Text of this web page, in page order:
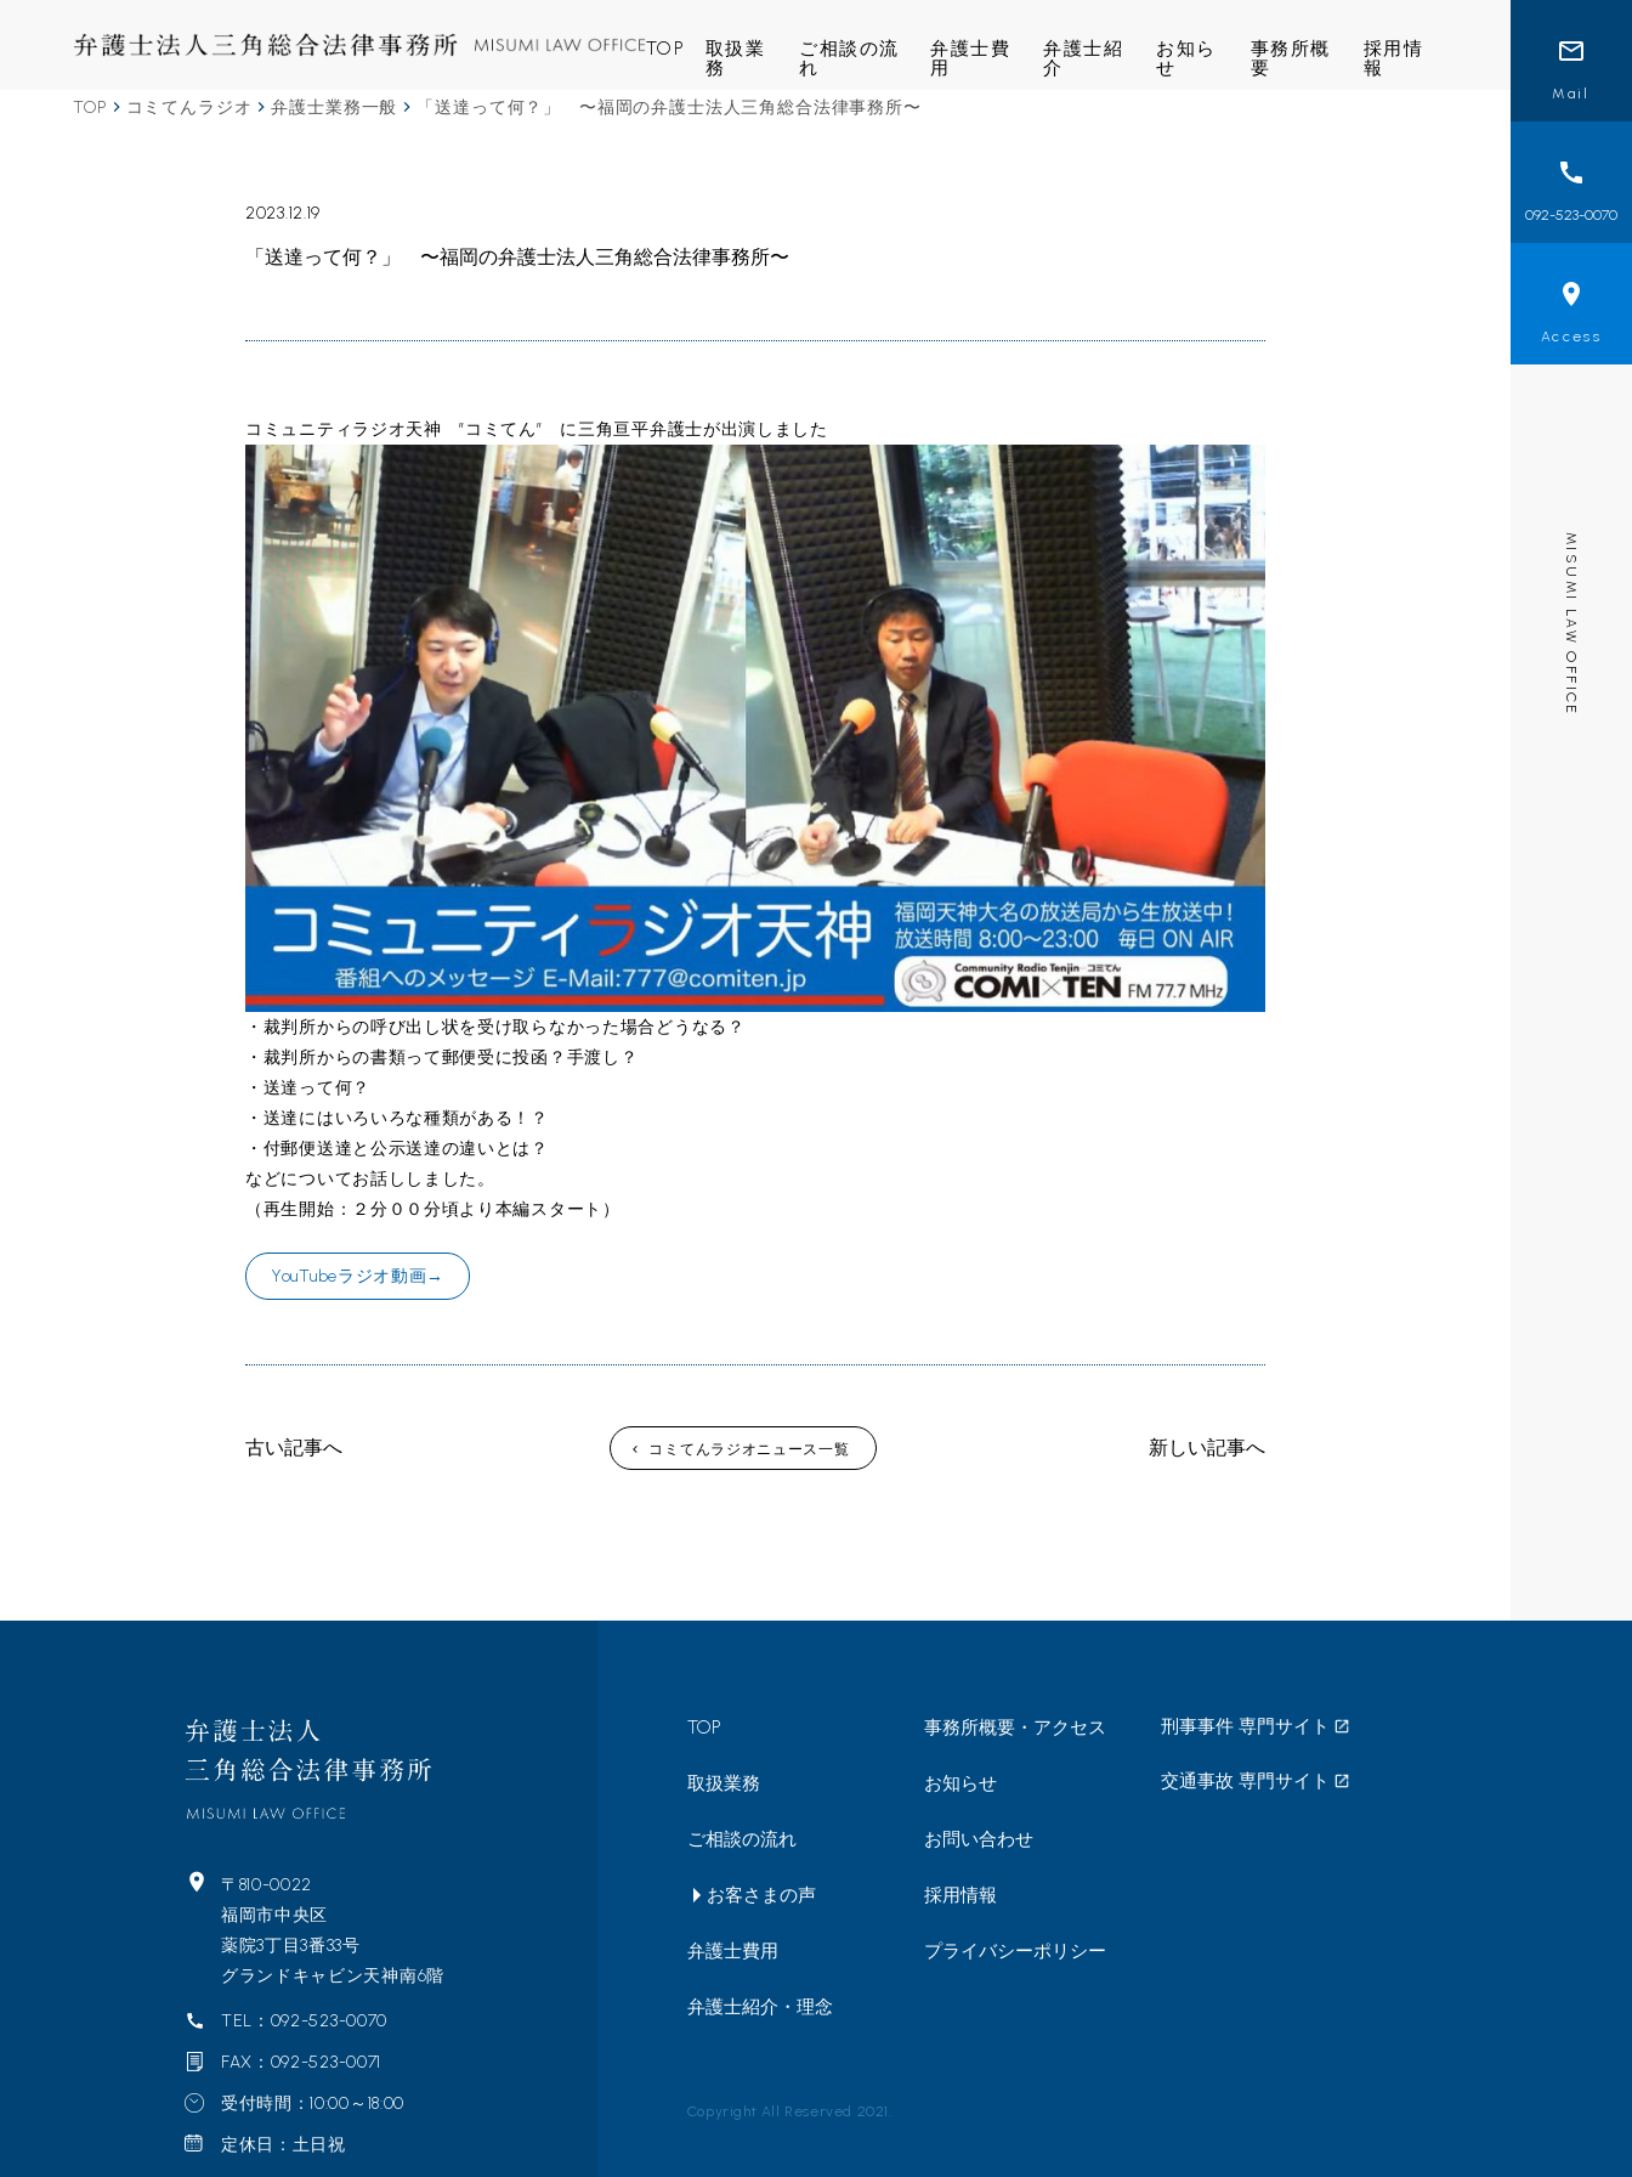
TOP
取扱業
務
ご相談の流
れ
弁護士費
用
弁護士紹
介
お知ら
せ
事務所概
要
採用情
報
TOP コミてんラジオ 弁護士業務一般 「送達って何？」 〜福岡の弁護士法人三角総合法律事務所〜
2023.12.19
「送達って何？」 〜福岡の弁護士法人三角総合法律事務所〜
コミュニティラジオ天神 ”コミてん” に三角亘平弁護士が出演しました
・裁判所からの呼び出し状を受け取らなかった場合どうなる？
・裁判所からの書類って郵便受に投函？手渡し？
・送達って何？
・送達にはいろいろな種類がある！？
・付郵便送達と公示送達の違いとは？
などについてお話ししました。
（再生開始：２分００分頃より本編スタート）
YouTubeラジオ動画→
古い記事へ 新しい記事へ
コミてんラジオニュース一覧
Mail
092-523-0070
Access
MISUMI LAW OFFICE
〒810-0022
福岡市中央区
薬院3丁目3番33号
グランドキャビン天神南6階
TEL：092-523-0070
FAX：092-523-0071
受付時間：10:00～18:00
定休日：土日祝
TOP
取扱業務
ご相談の流れ
お客さまの声
弁護士費用
弁護士紹介・理念
事務所概要・アクセス
お知らせ
お問い合わせ
採用情報
プライバシーポリシー
刑事事件 専門サイト
交通事故 専門サイト
Copyright All Reserved 2021.